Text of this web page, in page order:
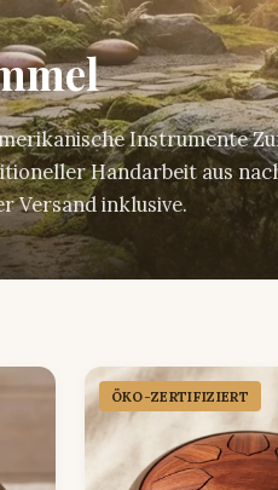
Instrumente
Handarbeit aus
Versand inklusive.
ÖKO-ZERTIFIZIERT